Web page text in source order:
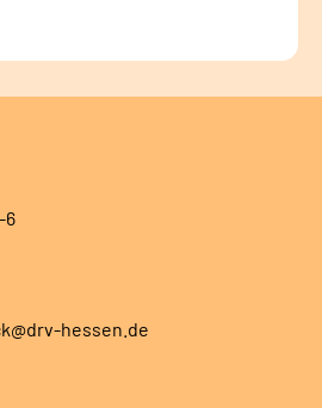
6
hessen.de